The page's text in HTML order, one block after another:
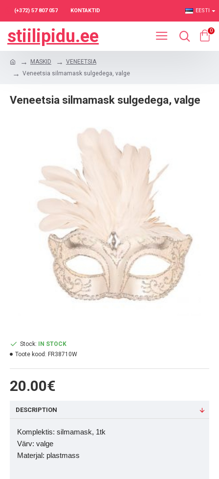
(+372) 57 807 057 KONTAKTID EESTI
stiilipidu.ee 0
MASKID
VENEETSIA
Veneetsia silmamask sulgedega, valge
Veneetsia silmamask sulgedega, valge
20.00€
Stock:
IN STOCK
Toote kood: FR38710W
DESCRIPTION
Komplektis: silmamask, 1tk
Värv: valge
Materjal: plastmass